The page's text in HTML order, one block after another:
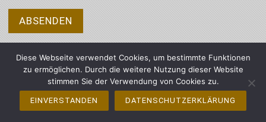
© 2021 Auktionshaus Wimberger, Vilsbiburg - Alle Rechte vorbehalten
Impressum
Diese Webseite verwendet Cookies, um bestimmte Funktionen
zu ermöglichen. Durch die weitere Nutzung dieser Website
stimmen Sie der Verwendung von Cookies zu.
EINVERSTANDEN DATENSCHUTZERKLÄRUNG